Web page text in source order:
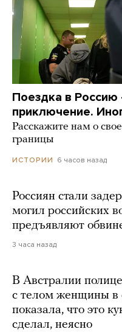
Поездка в
приключение.
Расскажите нам о
границы
ИСТОРИИ 6 часов назад
Россиян стали
могил российских
предъявляют
3 часа назад
В Австралии
с телом женщины в
показала, что это
сделал, неясно